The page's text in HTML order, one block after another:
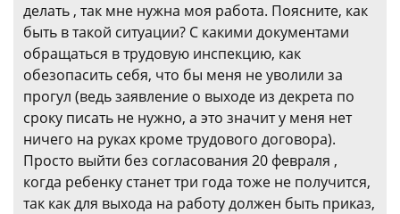
делать , так мне нужна моя работа. Поясните, как
быть в такой ситуации? С какими документами
обращаться в трудовую инспекцию, как
обезопасить себя, что бы меня не уволили за
прогул (ведь заявление о выходе из декрета по
сроку писать не нужно, а это значит у меня нет
ничего на руках кроме трудового договора).
Просто выйти без согласования 20 февраля ,
когда ребенку станет три года тоже не получится,
так как для выхода на работу должен быть приказ,